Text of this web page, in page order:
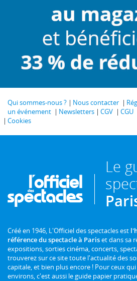
Qui sommes-nous ? Nous contacter
un événement
Newsletters CGV CGU
Cookies
Le
Créé en 1946, L'Officiel des spectacles est
référence du spectacle à Pariset dans sa
expositions, sorties cinéma, concerts,
trouverez sur ce site toute l'actualité des
capitale, et bien plus encore ! Pour ceux
environs, c'est aussi le guide papier